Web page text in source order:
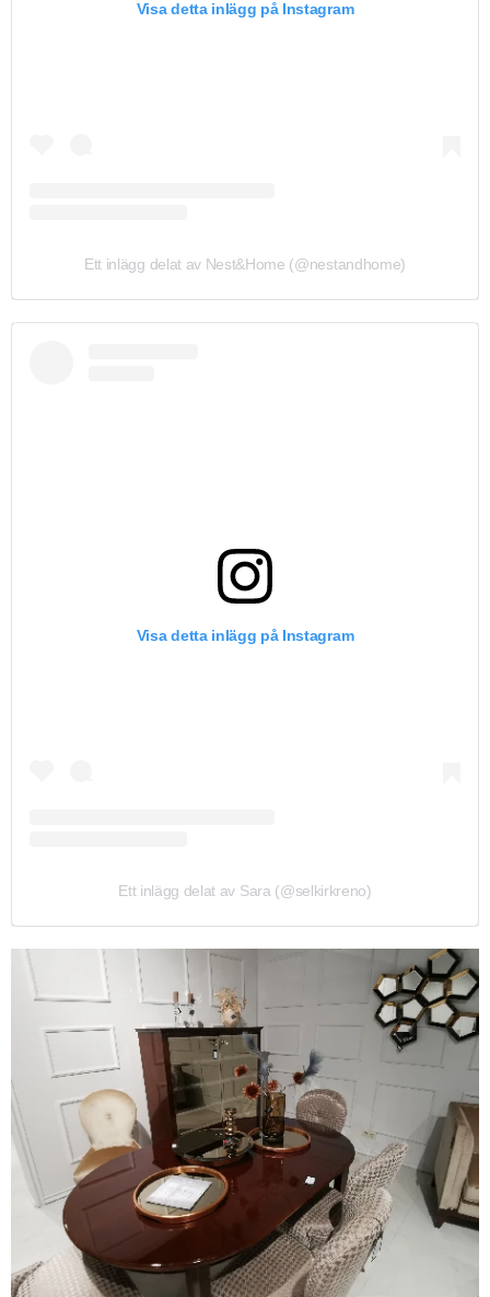
Visa detta inlägg på Instagram
Ett inlägg delat av Nest&Home (@nestandhome)
Visa detta inlägg på Instagram
Ett inlägg delat av Sara (@selkirkreno)